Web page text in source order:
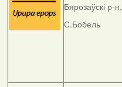
Бярозаўскі р-н,
С.Бобель